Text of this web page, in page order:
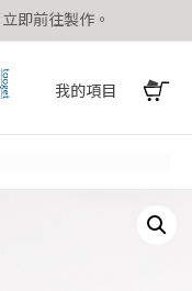
立即前往製作。
我的項目